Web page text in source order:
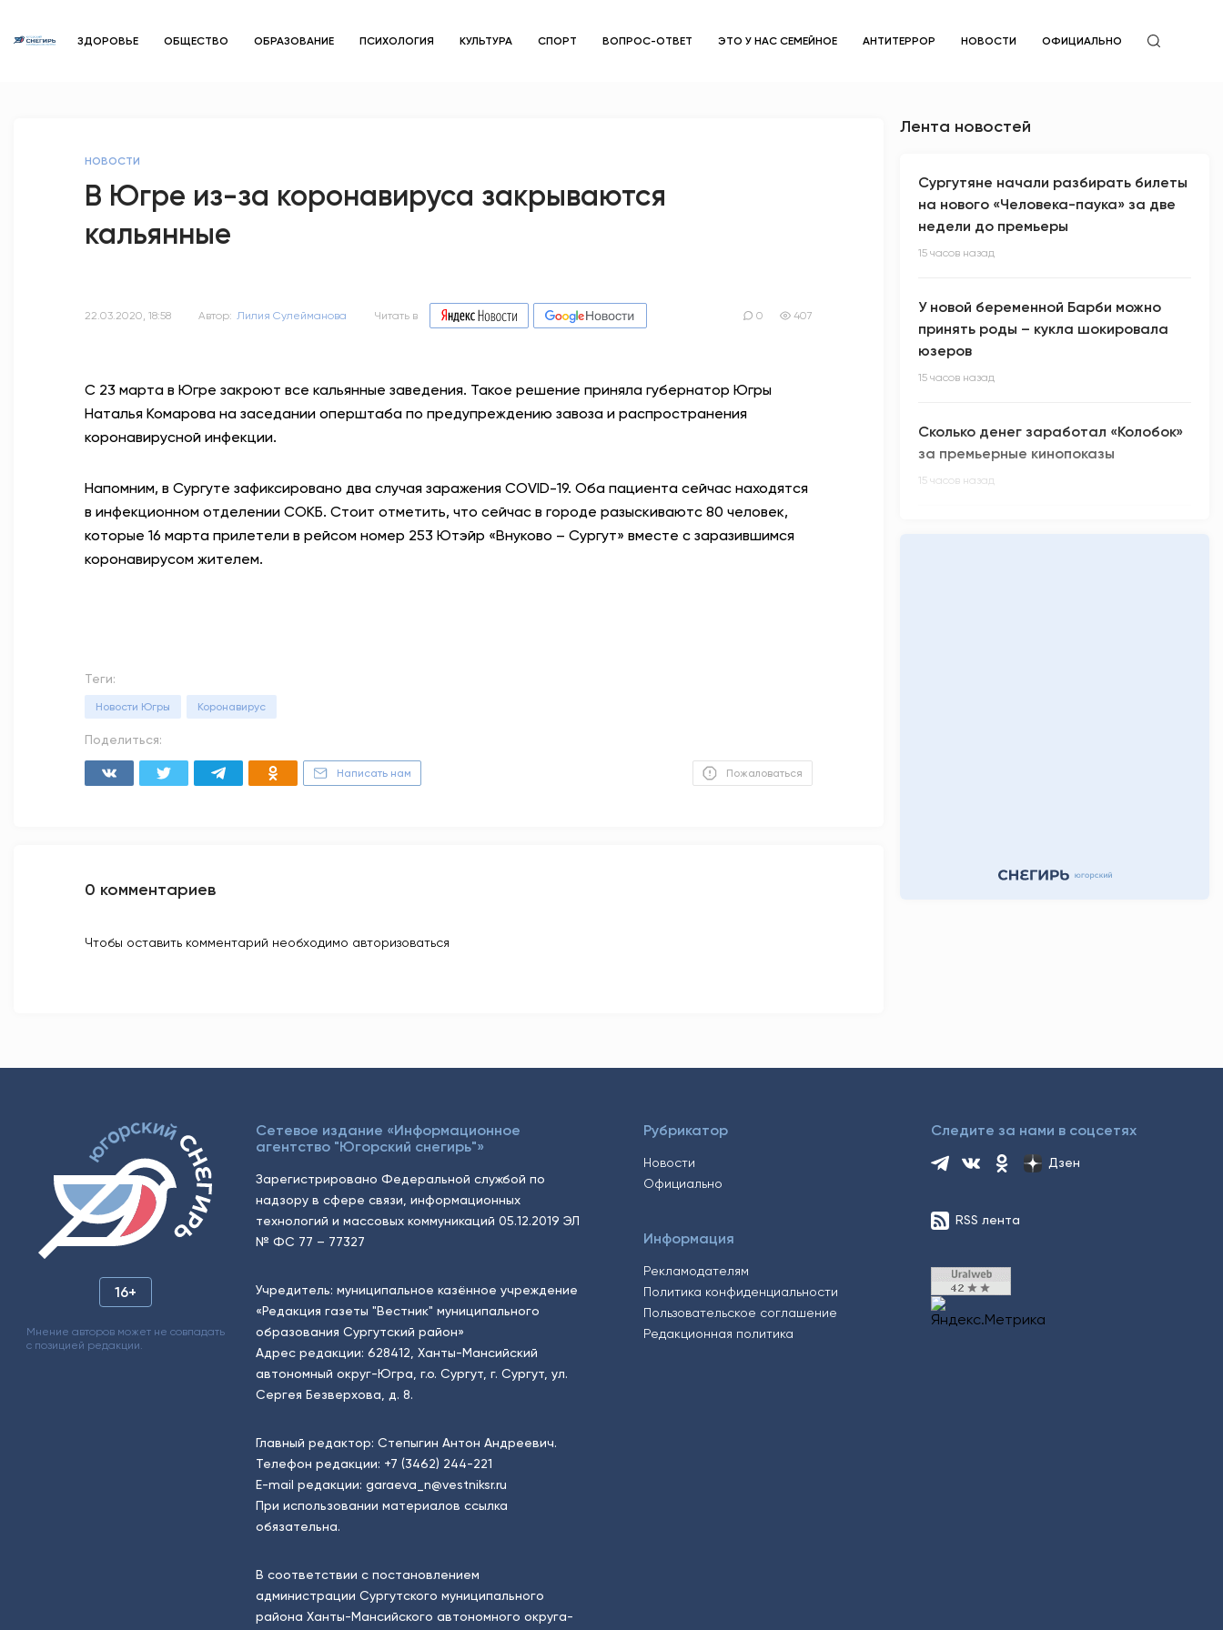
ЗДОРОВЬЕ ОБЩЕСТВО ОБРАЗОВАНИЕ ПСИХОЛОГИЯ КУЛЬТУРА СПОРТ ВОПРОС-ОТВЕТ ЭТО У НАС СЕМЕЙНОЕ АНТИТЕРРОР НОВОСТИ ОФИЦИАЛЬНО
СПОРТ
ЭТО У НАС СЕМЕЙНОЕ
НОВОСТИ
ОФИЦИАЛЬНО
НОВОСТИ
В Югре из-за коронавируса закрываются
кальянные
22.03.2020, 18:58 Автор: Лилия Сулейманова Читать в 0 407
С 23 марта в Югре закроют все кальянные заведения. Такое решение приняла губернатор Югры
Наталья Комарова на заседании оперштаба по предупреждению завоза и распространения
коронавирусной инфекции.
Напомним, в Сургуте зафиксировано два случая заражения COVID-19. Оба пациента сейчас находятся
в инфекционном отделении СОКБ. Стоит отметить, что сейчас в городе разыскиваютс 80 человек,
которые 16 марта прилетели в рейсом номер 253 Ютэйр «Внуково – Сургут» вместе с заразившимся
коронавирусом жителем. ⠀
Теги:
Новости Югры Коронавирус
Поделиться:
Написать нам Пожаловаться
0 комментариев
Чтобы оставить комментарий необходимо авторизоваться
Лента новостей
Сургутяне начали разбирать билеты
на нового «Человека-паука» за две
недели до премьеры
15 часов назад
У новой беременной Барби можно
принять роды – кукла шокировала
юзеров
15 часов назад
Сколько денег заработал «Колобок»
за премьерные кинопоказы
15 часов назад
16+
Мнение авторов может не совпадать
с позицией редакции.
Сетевое издание «Информационное
агентство "Югорский снегирь"»
Зарегистрировано Федеральной службой по
надзору в сфере связи, информационных
технологий и массовых коммуникаций 05.12.2019 ЭЛ
№ ФС 77 – 77327
Учредитель: муниципальное казённое учреждение
«Редакция газеты "Вестник" муниципального
образования Сургутский район»
Адрес редакции: 628412, Ханты-Мансийский
автономный округ-Югра, г.о. Сургут, г. Сургут, ул.
Сергея Безверхова, д. 8.
Главный редактор: Степыгин Антон Андреевич.
Телефон редакции: +7 (3462) 244-221
E-mail редакции: garaeva_n@vestniksr.ru
При использовании материалов ссылка
обязательна.
В соответствии с постановлением
администрации Сургутского муниципального
района Ханты-Мансийского автономного округа-
Рубрикатор
Новости
Официально
Информация
Рекламодателям
Политика конфиденциальности
Пользовательское соглашение
Редакционная политика
Следите за нами в соцсетях
Дзен
RSS лента